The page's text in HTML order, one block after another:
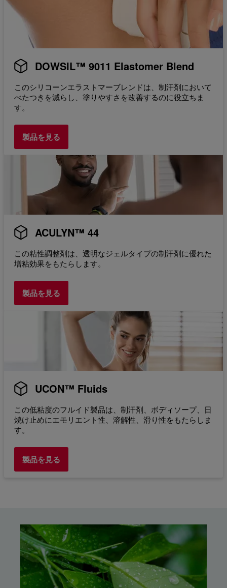
DOWSIL™ 9011 Elastomer Blend
このシリコーンエラストマーブレンドは、制汗剤において
べたつきを減らし、塗りやすさを改善するのに役立ちま
す。
製品を見る
ACULYN™ 44
この粘性調整剤は、透明なジェルタイプの制汗剤に優れた
増粘効果をもたらします。
製品を見る
UCON™ Fluids
この低粘度のフルイド製品は、制汗剤、ボディソープ、日
焼け止めにエモリエント性、溶解性、滑り性をもたらしま
す。
製品を見る